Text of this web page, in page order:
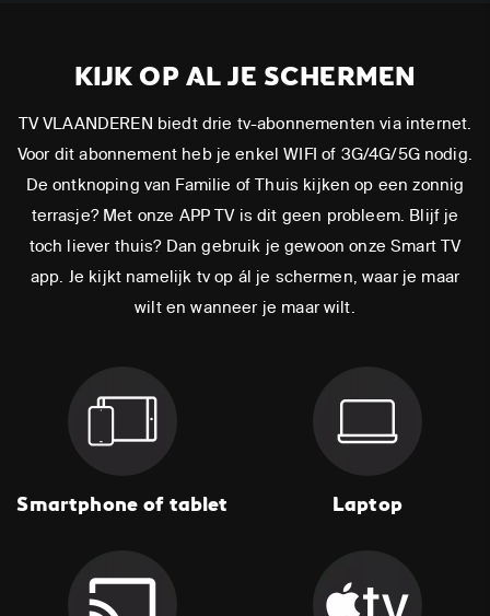
KIJK OP AL JE SCHERMEN
TV VLAANDEREN biedt drie tv-abonnementen via internet.
Voor dit abonnement heb je enkel WIFI of 3G/4G/5G nodig.
De ontknoping van Familie of Thuis kijken op een zonnig
terrasje? Met onze APP TV is dit geen probleem. Blijf je
toch liever thuis? Dan gebruik je gewoon onze Smart TV
app. Je kijkt namelijk tv op ál je schermen, waar je maar
wilt en wanneer je maar wilt.
Smartphone of tablet Laptop